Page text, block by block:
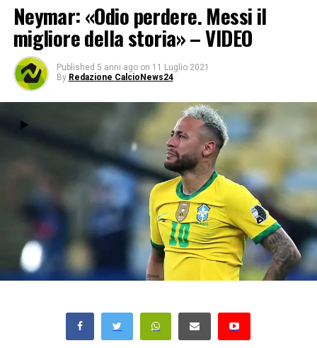
Neymar: «Odio perdere. Messi il
migliore della storia» – VIDEO
Published 5 anni ago on 11 Luglio 2021
By Redazione CalcioNews24